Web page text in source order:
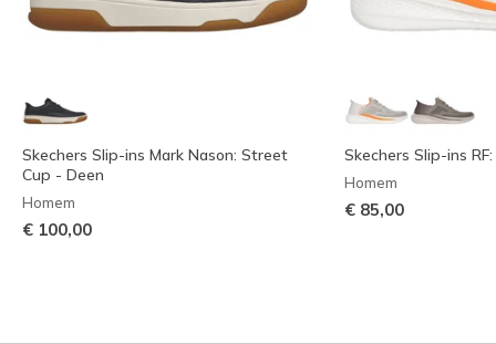
Skechers Slip-ins Mark Nason: Street
Cup - Deen
Homem
€ 100,00
Skechers Slip-ins
Homem
€ 85,00